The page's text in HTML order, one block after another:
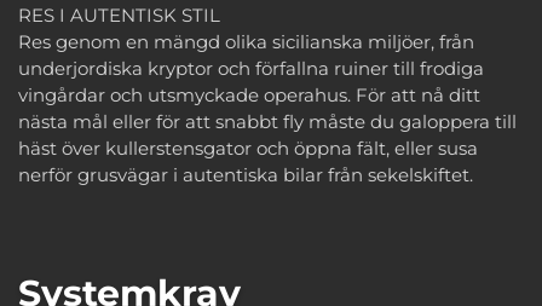
RES I AUTENTISK STIL
Res genom en mängd olika sicilianska miljöer, från
underjordiska kryptor och förfallna ruiner till frodiga
vingårdar och utsmyckade operahus. För att nå ditt
nästa mål eller för att snabbt fly måste du galoppera till
häst över kullerstensgator och öppna fält, eller susa
nerför grusvägar i autentiska bilar från sekelskiftet.
Systemkrav